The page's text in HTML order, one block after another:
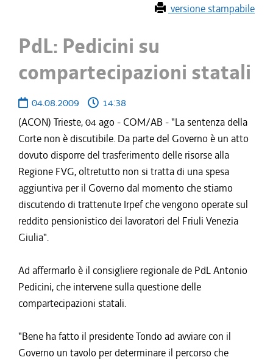
versione stampabile
PdL: Pedicini su
compartecipazioni statali
04.08.2009
14:38
(ACON) Trieste, 04 ago - COM/AB - "La sentenza della
Corte non è discutibile. Da parte del Governo è un atto
dovuto disporre del trasferimento delle risorse alla
Regione FVG, oltretutto non si tratta di una spesa
aggiuntiva per il Governo dal momento che stiamo
discutendo di trattenute Irpef che vengono operate sul
reddito pensionistico dei lavoratori del Friuli Venezia
Giulia".
Ad affermarlo è il consigliere regionale de PdL Antonio
Pedicini, che intervene sulla questione delle
compartecipazioni statali.
"Bene ha fatto il presidente Tondo ad avviare con il
Governo un tavolo per determinare il percorso che